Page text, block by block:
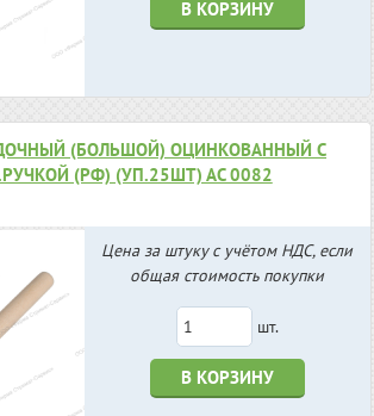
В КОРЗИНУ
(БОЛЬШОЙ) ОЦИНКОВАННЫЙ С
(РФ) (УП.25ШТ) АС 0082
Цена за штуку с учётом НДС, если
общая стоимость покупки
шт.
В КОРЗИНУ